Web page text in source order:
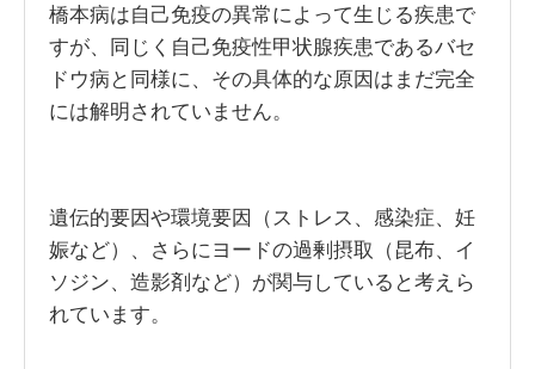
橋本病は自己免疫の異常によって生じる疾患で
すが、同じく自己免疫性甲状腺疾患であるバセ
ドウ病と同様に、その具体的な原因はまだ完全
には解明されていません。
遺伝的要因や環境要因（ストレス、感染症、妊
娠など）、さらにヨードの過剰摂取（昆布、イ
ソジン、造影剤など）が関与していると考えら
れています。